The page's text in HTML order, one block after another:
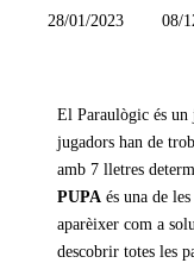
28/01/2023
08/
El Paraulògic és un
jugadors han de
amb 7 lletres
PUPA és una de
aparèixer com a
descobrir totes les